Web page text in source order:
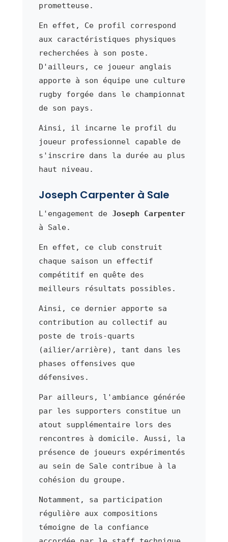
prometteuse.
En effet, Ce profil correspond
aux caractéristiques physiques
recherchées à son poste.
D'ailleurs, ce joueur anglais
apporte à son équipe une culture
rugby forgée dans le championnat
de son pays.
Ainsi, il incarne le profil du
joueur professionnel capable de
s'inscrire dans la durée au plus
haut niveau.
Joseph Carpenter à Sale
L'engagement de Joseph Carpenter
à Sale.
En effet, ce club construit
chaque saison un effectif
compétitif en quête des
meilleurs résultats possibles.
Ainsi, ce dernier apporte sa
contribution au collectif au
poste de trois-quarts
(ailier/arrière), tant dans les
phases offensives que
défensives.
Par ailleurs, l'ambiance générée
par les supporters constitue un
atout supplémentaire lors des
rencontres à domicile. Aussi, la
présence de joueurs expérimentés
au sein de Sale contribue à la
cohésion du groupe.
Notamment, sa participation
régulière aux compositions
témoigne de la confiance